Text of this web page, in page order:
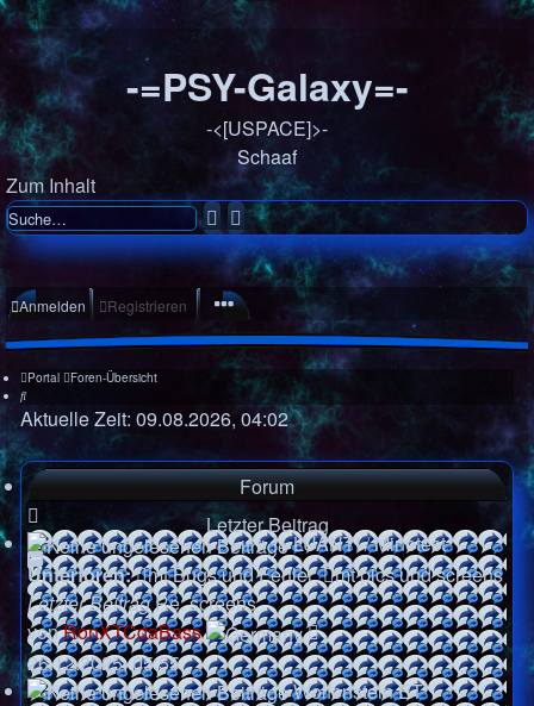
-=PSY-Galaxy=-
-<[USPACE]>-
Schaaf
Zum Inhalt
Suche
Erweiterte
Suche
Anmelden Registrieren
Portal
Foren-Übersicht
Suche
Aktuelle Zeit: 09.08.2026, 04:02
Aktive
Suche
Forum
Letzter Beitrag
LUANTI / Minetest
Unterforen:
mt Bugs und Fehler, mt pics und screens
Letzter BeitragRe: screens
vonRonXTCdaBass
Neuester
Beitrag
26.12.2025, 05:55
Wolfenstein ET